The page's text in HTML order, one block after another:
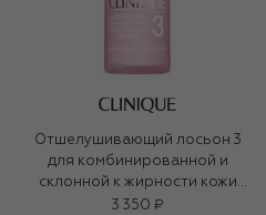
Отшелушивающий лосьон 3
для комбинированной и
склонной к жирности кожи
Clarifying Lotion (200ml)
3 350 ₽